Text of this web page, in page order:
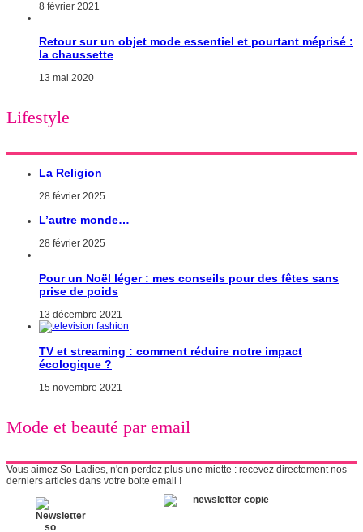
8 février 2021
Retour sur un objet mode essentiel et pourtant méprisé :
la chaussette
13 mai 2020
Lifestyle
La Religion
28 février 2025
L’autre monde…
28 février 2025
Pour un Noël léger : mes conseils pour des fêtes sans
prise de poids
13 décembre 2021
TV et streaming : comment réduire notre impact
écologique ?
15 novembre 2021
Mode et beauté par email
Vous aimez So-Ladies, n'en perdez plus une miette : recevez directement nos
derniers articles dans votre boite email !